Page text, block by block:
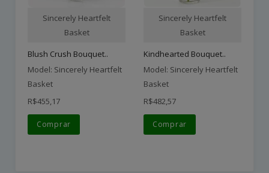
Sincerely Heartfelt
Basket
Blush Crush Bouquet..
Model: Sincerely Heartfelt
Basket
R$455,17
Comprar
Sincerely Heartfelt
Basket
Kindhearted Bouquet..
Model: Sincerely Heartfelt
Basket
R$482,57
Comprar